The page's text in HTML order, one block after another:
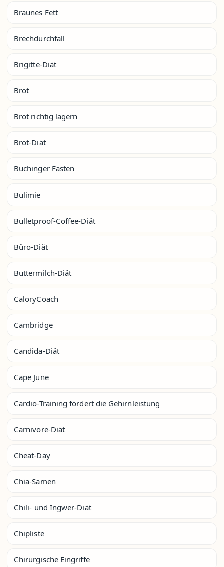
Braunes Fett
Brechdurchfall
Brigitte-Diät
Brot
Brot richtig lagern
Brot-Diät
Buchinger Fasten
Bulimie
Bulletproof-Coffee-Diät
Büro-Diät
Buttermilch-Diät
CaloryCoach
Cambridge
Candida-Diät
Cape June
Cardio-Training fördert die Gehirnleistung
Carnivore-Diät
Cheat-Day
Chia-Samen
Chili- und Ingwer-Diät
Chipliste
Chirurgische Eingriffe